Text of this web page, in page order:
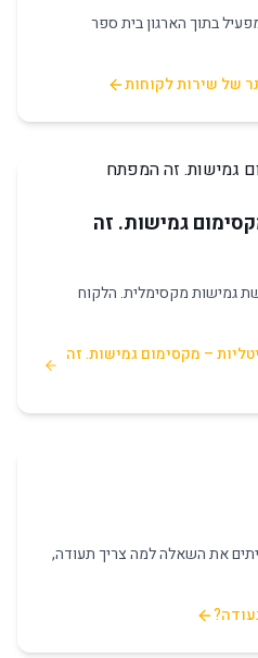
בתוך הארגון בית ספר
של שירות לקוחות
גמישות. זה
גמישות מקסימלית. הלקוח
– מקסימום גמישות. זה
את השאלה למה צריך תעודה,